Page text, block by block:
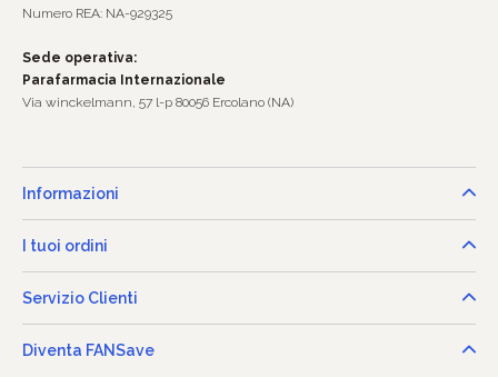
Numero REA: NA-929325
Sede operativa:
Parafarmacia Internazionale
Via winckelmann, 57 l-p 80056 Ercolano (NA)
Informazioni
I tuoi ordini
Servizio Clienti
Diventa FANSave